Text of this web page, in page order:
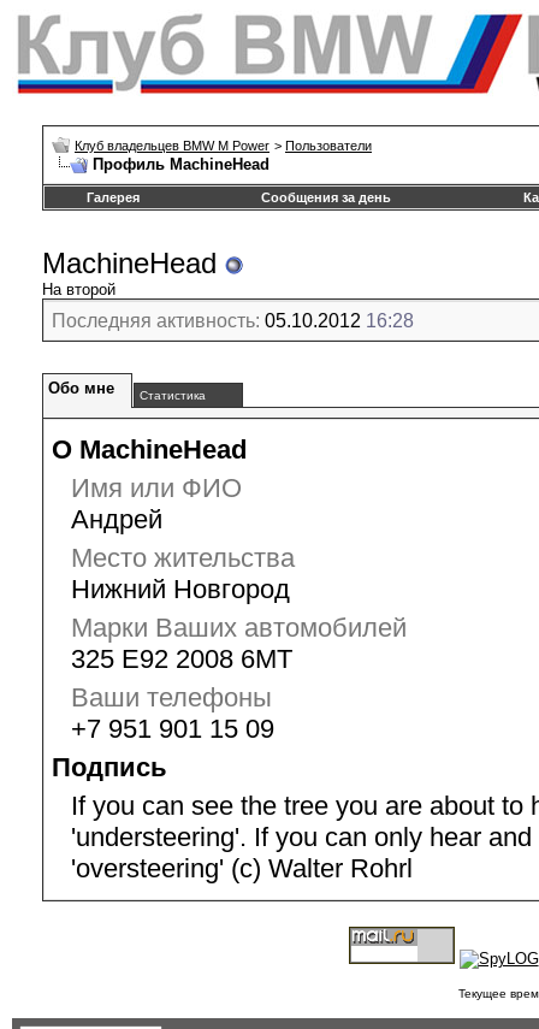
Клуб владельцев BMW M Power > Пользователи
Профиль MachineHead
Галерея Сообщения за день
MachineHead
На второй
Последняя активность: 05.10.2012 16:28
Обо мне Статистика
О MachineHead
Имя или ФИО
Андрей
Место жительства
Нижний Новгород
Марки Ваших автомобилей
325 E92 2008 6MT
Ваши телефоны
+7 951 901 15 09
Подпись
If you can see the tree you are about to
'understeering'. If you can only hear
'oversteering' (с) Walter Rohrl
Текущее